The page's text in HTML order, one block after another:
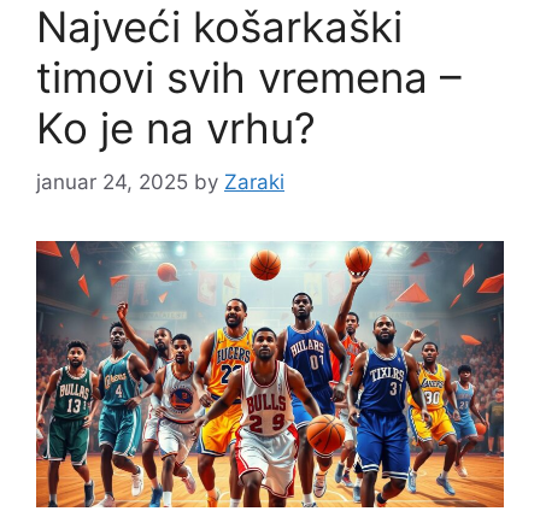
Najveći košarkaški
timovi svih vremena –
Ko je na vrhu?
januar 24, 2025 by Zaraki